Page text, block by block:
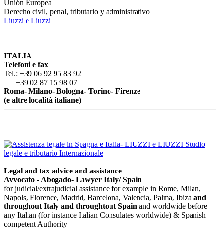
Unión Europea
Derecho civil, penal, tributario y administrativo
Liuzzi e Liuzzi
ITALIA
Telefoni e fax
Tel.: +39 06 92 95 83 92
+39 02 87 15 98 07
Roma- Milano- Bologna- Torino- Firenze
(e altre località italiane)
Legal and tax advice and assistance
Avvocato - Abogado- Lawyer Italy/ Spain
for judicial/extrajudicial assistance for example in Rome, Milan,
Napols, Florence, Madrid, Barcelona, Valencia, Palma, Ibiza and
throughout Italy and throughtout Spain and worldwide before
any Italian (for instance Italian Consulates worldwide) & Spanish
competent Authority